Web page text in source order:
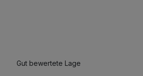
63,00 €
Gut bewertete Lage